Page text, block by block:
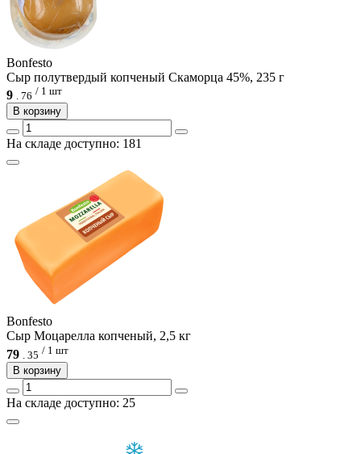
Bonfesto
Сыр полутвердый копченый Скаморца 45%, 235 г
9 . 76 / 1 шт
В корзину
На складе доступно: 181
Bonfesto
Сыр Моцарелла копченый, 2,5 кг
79
35 / 1 шт
В корзину
На складе доступно: 25